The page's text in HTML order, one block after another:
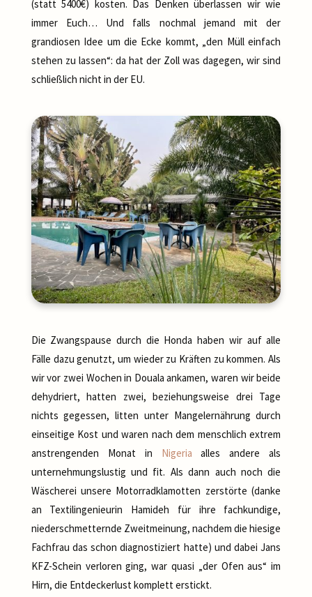
(statt 5400€) kosten. Das Denken überlassen wir wie
immer Euch… Und falls nochmal jemand mit der
grandiosen Idee um die Ecke kommt, „den Müll einfach
stehen zu lassen“: da hat der Zoll was dagegen, wir sind
schließlich nicht in der EU.
Die Zwangspause durch die Honda haben wir auf alle
Fälle dazu genutzt, um wieder zu Kräften zu kommen. Als
wir vor zwei Wochen in Douala ankamen, waren wir beide
dehydriert, hatten zwei, beziehungsweise drei Tage
nichts gegessen, litten unter Mangelernährung durch
einseitige Kost und waren nach dem menschlich extrem
anstrengenden Monat in Nigeria alles andere als
unternehmungslustig und fit. Als dann auch noch die
Wäscherei unsere Motorradklamotten zerstörte (danke
an Textilingenieurin Hamideh für ihre fachkundige,
niederschmetternde Zweitmeinung, nachdem die hiesige
Fachfrau das schon diagnostiziert hatte) und dabei Jans
KFZ-Schein verloren ging, war quasi „der Ofen aus“ im
Hirn, die Entdeckerlust komplett erstickt.